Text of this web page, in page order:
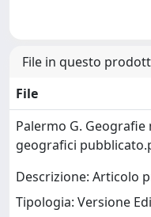
File in questo
File
Palermo G.
geografici
Descrizione: Articolo
Tipologia: Versione